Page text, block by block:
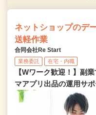
ネットショップのデ
送軽作業
合同会社Re Start
業務委託 在宅・内職
【Wワーク歓迎！】副
マアプリ出品の運用サ